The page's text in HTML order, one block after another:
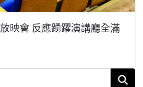
映會 反應踴躍演講廳全滿